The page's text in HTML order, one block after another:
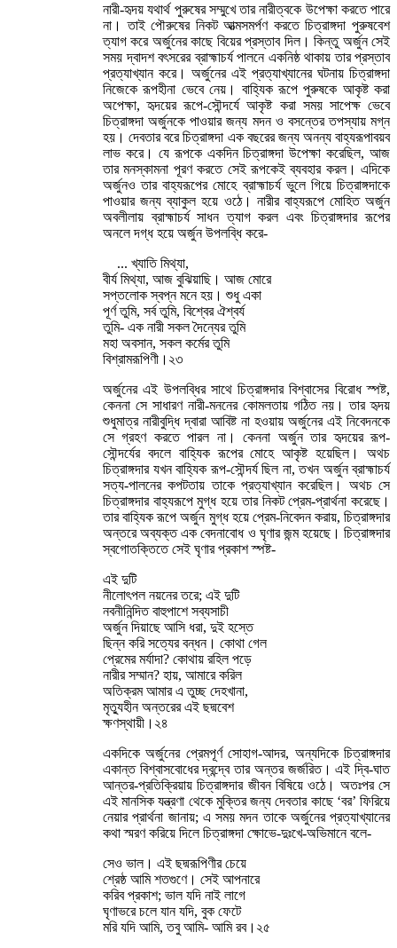
নারী-হৃদয় যথার্থ পুরুষের সম্মুখে তার নারীত্বকে উপেক্ষা করতে পারে
না। তাই পৌরুষের নিকট আত্মসমর্পণ করতে চিত্রাঙ্গদা পুরুষবেশ
ত্যাগ করে অর্জুনের কাছে বিয়ের প্রস্তাব দিল। কিন্তু অর্জুন সেই
সময় দ্বাদশ বৎসরের ব্রাহ্মাচর্য পালনে একনিষ্ঠ থাকায় তার প্রস্তাব
প্রত্যাখ্যান করে। অর্জুনের এই প্রত্যাখ্যানের ঘটনায় চিত্রাঙ্গদা
নিজেকে রূপহীনা ভেবে নেয়। বাহ্যিক রূপে পুরুষকে আকৃষ্ট করা
অপেক্ষা, হৃদয়ের রূপে-সৌন্দর্যে আকৃষ্ট করা সময় সাপেক্ষ ভেবে
চিত্রাঙ্গদা অর্জুনকে পাওয়ার জন্য মদন ও বসন্তের তপস্যায় মগ্ন
হয়। দেবতার বরে চিত্রাঙ্গদা এক বছরের জন্য অনন্য বাহ্যরূপাবয়ব
লাভ করে। যে রূপকে একদিন চিত্রাঙ্গদা উপেক্ষা করেছিল, আজ
তার মনস্কামনা পূরণ করতে সেই রূপকেই ব্যবহার করল। এদিকে
অর্জুনও তার বাহ্যরূপের মোহে ব্রাহ্মাচর্য ভুলে গিয়ে চিত্রাঙ্গদাকে
পাওয়ার জন্য ব্যাকুল হয়ে ওঠে। নারীর বাহ্যরূপে মোহিত অর্জুন
অবলীলায় ব্রাহ্মাচর্য সাধন ত্যাগ করল এবং চিত্রাঙ্গদার রূপের
অনলে দগ্ধ হয়ে অর্জুন উপলব্ধি করে-
... খ্যাতি মিথ্যা,
বীর্য মিথ্যা, আজ বুঝিয়াছি। আজ মোরে
সপ্তলোক স্বপ্ন মনে হয়। শুধু একা
পূর্ণ তুমি, সর্ব তুমি, বিশ্বের ঐশ্বর্য
তুমি- এক নারী সকল দৈন্যের তুমি
মহা অবসান, সকল কর্মের তুমি
বিশ্রামরূপিণী।২৩
অর্জুনের এই উপলব্ধির সাথে চিত্রাঙ্গদার বিশ্বাসের বিরোধ স্পষ্ট,
কেননা সে সাধারণ নারী-মননের কোমলতায় গঠিত নয়। তার হৃদয়
শুধুমাত্র নারীবুদ্ধি দ্বারা আবিষ্ট না হওয়ায় অর্জুনের এই নিবেদনকে
সে গ্রহণ করতে পারল না। কেননা অর্জুন তার হৃদয়ের রূপ-
সৌন্দর্যের বদলে বাহ্যিক রূপের মোহে আকৃষ্ট হয়েছিল। অথচ
চিত্রাঙ্গদার যখন বাহ্যিক রূপ-সৌন্দর্য ছিল না, তখন অর্জুন ব্রাহ্মাচর্য
সত্য-পালনের কপটতায় তাকে প্রত্যাখ্যান করেছিল। অথচ সে
চিত্রাঙ্গদার বাহ্যরূপে মুগ্ধ হয়ে তার নিকট প্রেম-প্রার্থনা করেছে।
তার বাহ্যিক রূপে অর্জুন মুগ্ধ হয়ে প্রেম-নিবেদন করায়, চিত্রাঙ্গদার
অন্তরে অব্যক্ত এক বেদনাবোধ ও ঘৃণার জন্ম হয়েছে। চিত্রাঙ্গদার
স্বগোতক্তিতে সেই ঘৃণার প্রকাশ স্পষ্ট-
এই দুটি
নীলোৎপল নয়নের তরে; এই দুটি
নবনীনিন্দিত বাহুপাশে সব্যসাচী
অর্জুন দিয়াছে আসি ধরা, দুই হস্তে
ছিন্ন করি সত্যের বন্ধন। কোথা গেল
প্রেমের মর্যাদা? কোথায় রহিল পড়ে
নারীর সম্মান? হায়, আমারে করিল
অতিক্রম আমার এ তুচ্ছ দেহখানা,
মৃত্যুহীন অন্তরের এই ছদ্মবেশ
ক্ষণস্থায়ী।২৪
একদিকে অর্জুনের প্রেমপূর্ণ সোহাগ-আদর, অন্যদিকে চিত্রাঙ্গদার
একান্ত বিশ্বাসবোধের দ্বন্দ্বে তার অন্তর জর্জরিত। এই দ্বি-ঘাত
আন্তর-প্রতিক্রিয়ায় চিত্রাঙ্গদার জীবন বিষিয়ে ওঠে। অতঃপর সে
এই মানসিক যন্ত্রণা থেকে মুক্তির জন্য দেবতার কাছে ‘বর’ ফিরিয়ে
নেয়ার প্রার্থনা জানায়; এ সময় মদন তাকে অর্জুনের প্রত্যাখ্যানের
কথা স্মরণ করিয়ে দিলে চিত্রাঙ্গদা ক্ষোভে-দুঃখে-অভিমানে বলে-
সেও ভাল। এই ছদ্মরূপিণীর চেয়ে
শ্রেষ্ঠ আমি শতগুণে। সেই আপনারে
করিব প্রকাশ; ভাল যদি নাই লাগে
ঘৃণাভরে চলে যান যদি, বুক ফেটে
মরি যদি আমি, তবু আমি- আমি রব।২৫